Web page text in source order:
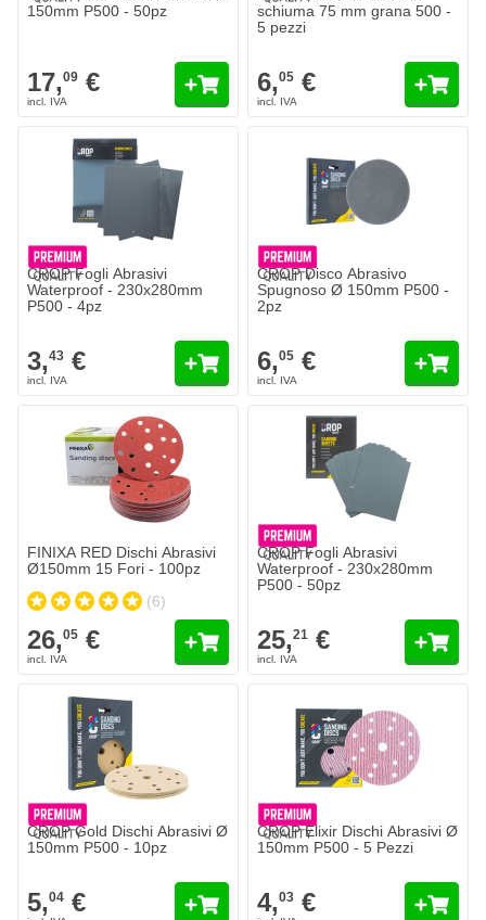
150mm P500 - 50pz
17,09 €
schiuma 75 mm grana 500 -
5 pezzi
6,05 €
CROP Fogli Abrasivi
Waterproof - 230x280mm
P500 - 4pz
3,43 €
CROP Disco Abrasivo
Spugnoso Ø 150mm P500 -
2pz
6,05 €
FINIXA RED Dischi Abrasivi Ø150mm 15 Fori - 100pz
Spedito oggi
05€
Quantità
Aggiungi al Carrello
FINIXA RED Dischi Abrasivi
Ø150mm 15 Fori - 100pz
(6)
26,05 €
CROP Fogli Abrasivi
Waterproof - 230x280mm
P500 - 50pz
25,21 €
CROP Gold Dischi Abrasivi Ø
150mm P500 - 10pz
5,04 €
CROP Elixir Dischi Abrasivi Ø
150mm P500 - 5 Pezzi
4,03 €